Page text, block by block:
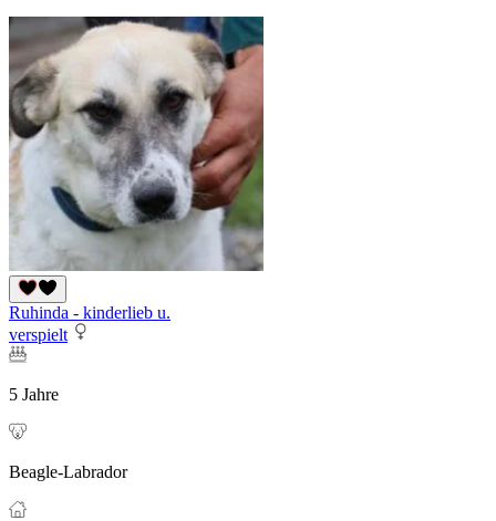
Ruhinda - kinderlieb u.
verspielt
5 Jahre
Beagle-Labrador